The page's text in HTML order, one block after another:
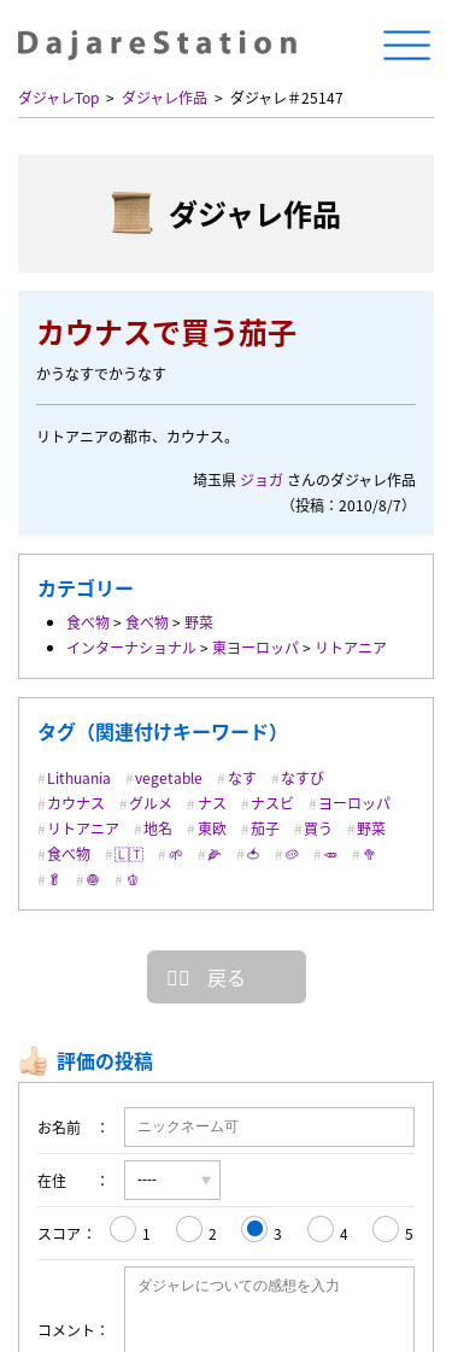
ダジャレTop ダジャレ作品 ダジャレ＃25147
ダジャレ作品
カウナスで買う茄子
かうなすでかうなす
リトアニアの都市、カウナス。
埼玉県 ジョガ さんのダジャレ作品
（投稿：2010/8/7）
カテゴリー
食べ物>食べ物>野菜
インターナショナル>東ヨーロッパ> リトアニア
タグ（関連付けキーワード）
Lithuania vegetable なす
なすび
カウナス
グルメ ナス ナスビ
ヨーロッパ
リトアニア
地名 東欧 茄子 買う
野菜
食べ物
🇱🇹 🌱 🌽 🍅 🥔 🥕
🥦
🥬
🧅 🫑
戻る
評価の投稿
お名前
在住
スコア 1 2 3 4 5
コメント